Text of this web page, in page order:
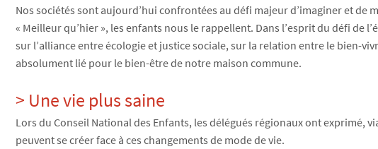
Nos sociétés sont aujourd’hui confrontées au défi majeur d’imaginer et
« Meilleur qu’hier », les enfants nous le rappellent. Dans l’esprit du défi de
sur l’alliance entre écologie et justice sociale, sur la relation entre le bien-
absolument lié pour le bien-être de notre maison commune.
> Une vie plus saine
Lors du Conseil National des Enfants, les délégués régionaux ont exprimé,
peuvent se créer face à ces changements de mode de vie.